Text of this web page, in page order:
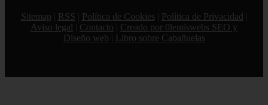
Sitemap
RSS Política de Cookies Política de Privacidad
Aviso legal
Contacto
Creado por 0lemiswebs SEO y
Diseño web
Libro sobre Cabañuelas